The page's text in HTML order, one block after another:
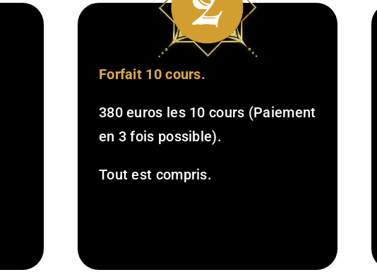
Forfait 10 cours.
380 euros les 10 cours (Paiement
en 3 fois possible).
Tout est compris.